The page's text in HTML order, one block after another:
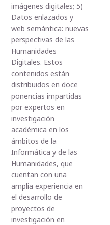
imágenes digitales; 5)
Datos enlazados y
web semántica: nuevas
perspectivas de las
Humanidades
Digitales. Estos
contenidos están
distribuidos en doce
ponencias impartidas
por expertos en
investigación
académica en los
ámbitos de la
Informática y de las
Humanidades, que
cuentan con una
amplia experiencia en
el desarrollo de
proyectos de
investigación en